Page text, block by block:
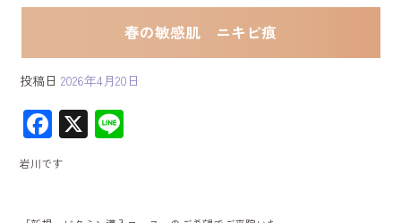
春の敏感肌 ニキビ痕
投稿日 2026年4月20日
F
ac
e
b
X
岩川です